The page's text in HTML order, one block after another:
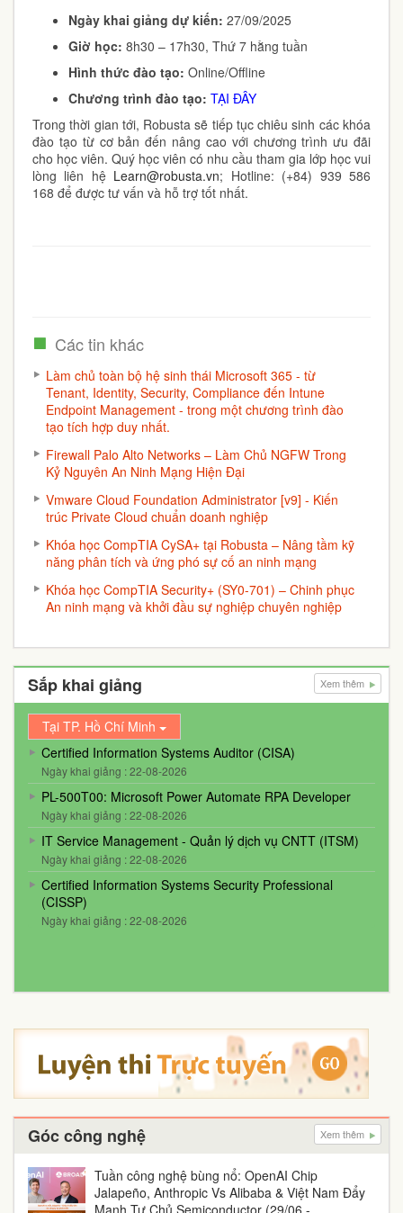
Ngày khai giảng dự kiến: 27/09/2025
Giờ học: 8h30 – 17h30, Thứ 7 hằng tuần
Hình thức đào tạo: Online/Offline
Chương trình đào tạo: TẠI ĐÂY
Trong thời gian tới, Robusta sẽ tiếp tục chiêu sinh các khóa
đào tạo từ cơ bản đến nâng cao với chương trình ưu đãi
cho học viên. Quý học viên có nhu cầu tham gia lớp học vui
lòng liên hệ Learn@robusta.vn; Hotline: (+84) 939 586
168 để được tư vấn và hỗ trợ tốt nhất.
Các tin khác
Làm chủ toàn bộ hệ sinh thái Microsoft 365 - từ
Tenant, Identity, Security, Compliance đến Intune
Endpoint Management - trong một chương trình đào
tạo tích hợp duy nhất.
Firewall Palo Alto Networks – Làm Chủ NGFW Trong
Kỷ Nguyên An Ninh Mạng Hiện Đại
Vmware Cloud Foundation Administrator [v9] - Kiến
trúc Private Cloud chuẩn doanh nghiệp
Khóa học CompTIA CySA+ tại Robusta – Nâng tầm kỹ
năng phân tích và ứng phó sự cố an ninh mạng
Khóa học CompTIA Security+ (SY0-701) – Chinh phục
An ninh mạng và khởi đầu sự nghiệp chuyên nghiệp
Sắp khai giảng Xem thêm
Tại TP. Hồ Chí Minh
Certified Information Systems Auditor (CISA)
Ngày khai giảng : 22-08-2026
PL-500T00: Microsoft Power Automate RPA Developer
Ngày khai giảng : 22-08-2026
IT Service Management - Quản lý dịch vụ CNTT (ITSM)
Ngày khai giảng : 22-08-2026
Certified Information Systems Security Professional
(CISSP)
Ngày khai giảng : 22-08-2026
Góc công nghệ Xem thêm
Tuần công nghệ bùng nổ: OpenAI Chip
Jalapeño, Anthropic Vs Alibaba & Việt Nam Đẩy